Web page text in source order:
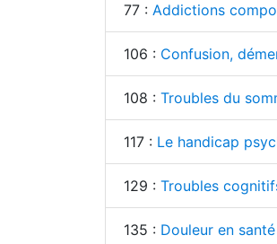
77 : Addictions
106 : Confusion,
108 : Troubles du
117 : Le handicap
129 : Troubles
135 : Douleur en